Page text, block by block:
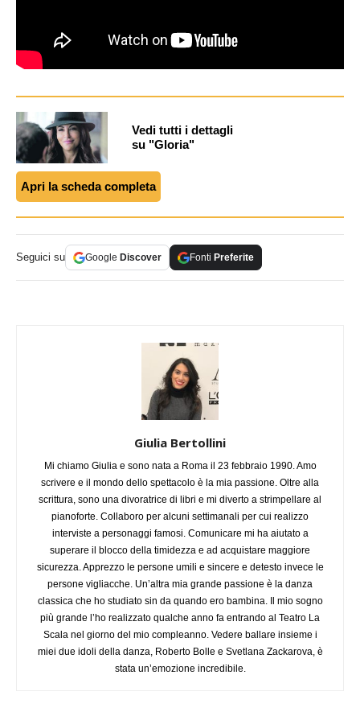
Vedi tutti i dettagli
su "Gloria"
Apri la scheda completa
Seguici su Google Discover Fonti Preferite
Giulia Bertollini
Mi chiamo Giulia e sono nata a Roma il 23 febbraio 1990. Amo
scrivere e il mondo dello spettacolo è la mia passione. Oltre alla
scrittura, sono una divoratrice di libri e mi diverto a strimpellare al
pianoforte. Collaboro per alcuni settimanali per cui realizzo
interviste a personaggi famosi. Comunicare mi ha aiutato a
superare il blocco della timidezza e ad acquistare maggiore
sicurezza. Apprezzo le persone umili e sincere e detesto invece le
persone vigliacche. Un’altra mia grande passione è la danza
classica che ho studiato sin da quando ero bambina. Il mio sogno
più grande l’ho realizzato qualche anno fa entrando al Teatro La
Scala nel giorno del mio compleanno. Vedere ballare insieme i
miei due idoli della danza, Roberto Bolle e Svetlana Zackarova, è
stata un’emozione incredibile.